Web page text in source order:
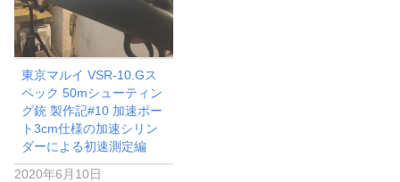
東京マルイ VSR-10.Gス
ペック 50mシューティン
グ銃 製作記#10 加速ポー
ト3cm仕様の加速シリン
ダーによる初速測定編
2020年6月10日